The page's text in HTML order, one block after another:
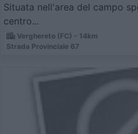
Situata nell'area del campo
centro...
Verghereto (FC) - 14km
Strada Provinciale 67